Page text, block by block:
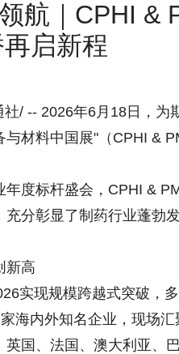
航｜CPHI &
启新程
/ -- 2026年6月18日，
材料中国展"（CPHI &
年度标杆盛会，CPHI &
分彰显了制药行业蓬勃
新高
实现规模跨越式突破，
海内外知名企业，现场
国、法国、澳大利亚、